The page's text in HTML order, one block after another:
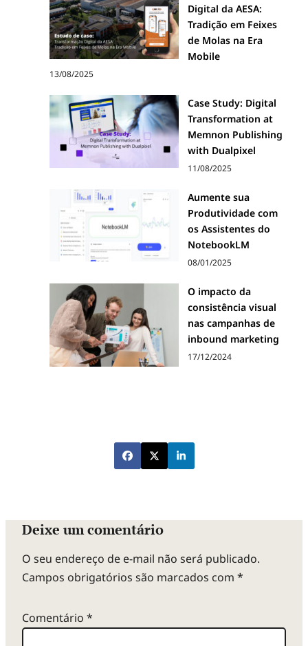
Digital da AESA:
Tradição em Feixes
de Molas na Era
Mobile
13/08/2025
Case Study: Digital
Transformation at
Memnon Publishing
with Dualpixel
11/08/2025
Aumente sua
Produtividade com
os Assistentes do
NotebookLM
08/01/2025
O impacto da
consistência visual
nas campanhas de
inbound marketing
17/12/2024
Deixe um comentário
O seu endereço de e-mail não será publicado.
Campos obrigatórios são marcados com *
Comentário *